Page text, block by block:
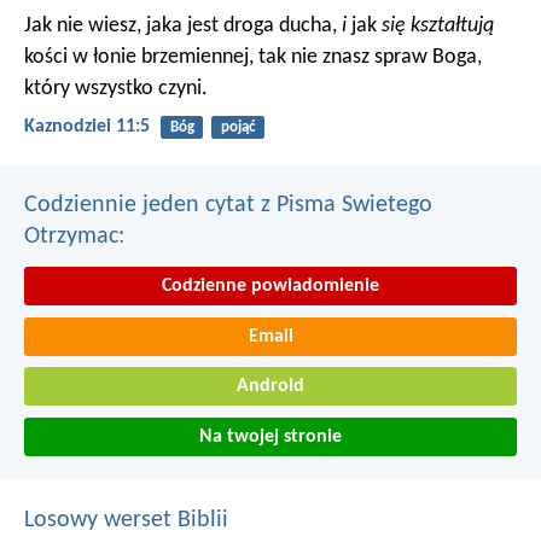
Jak nie wiesz, jaka jest droga ducha, i jak się kształtują
kości w łonie brzemiennej, tak nie znasz spraw Boga,
który wszystko czyni.
Kaznodziei 11:5 Bóg pojąć
Codziennie jeden cytat z Pisma Swietego
Otrzymac:
Codzienne powiadomienie
Email
Android
Na twojej stronie
Losowy werset Biblii